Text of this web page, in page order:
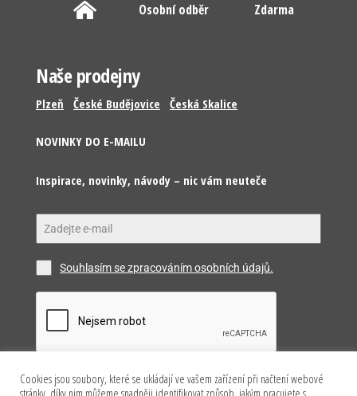
Osobní odběr Zdarma
Naše prodejny
Plzeň České Budějovice Česká Skalice
NOVINKY DO E-MAILU
Inspirace, novinky, návody – nic vám neuteče
Souhlasím se zpracováním osobních údajů.
Odeslat
Cookies jsou soubory, které se ukládají ve vašem zařízení při načtení webové
stránky, díky nim můžeme snadněji identifikovat způsob, jakým pracujete s